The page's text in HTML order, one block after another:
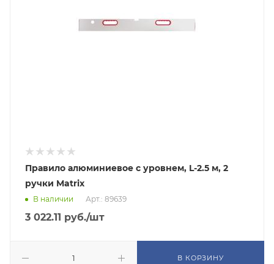
Правило алюминиевое с уровнем, L-2.5 м, 2
ручки Matrix
В наличии Арт.: 89639
3 022.11 руб./шт
В КОРЗИНУ